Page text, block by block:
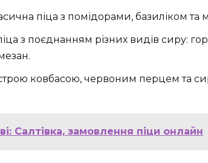
піца з помідорами, базиліком та
з поєднанням різних видів сиру:
ковбасою, червоним перцем та
Салтівка, замовлення піци онлайн